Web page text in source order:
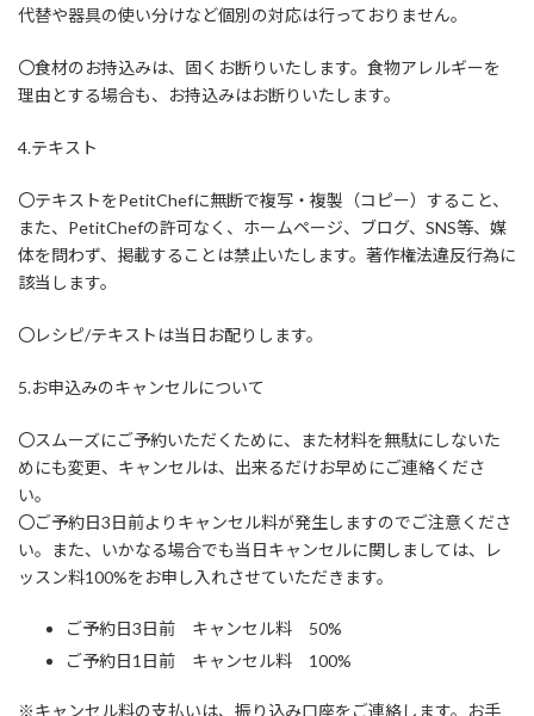
代替や器具の使い分けなど個別の対応は行っておりません。
〇食材のお持込みは、固くお断りいたします。食物アレルギーを
理由とする場合も、お持込みはお断りいたします。
4.テキスト
〇テキストをPetitChefに無断で複写・複製（コピー）すること、
また、PetitChefの許可なく、ホームページ、ブログ、SNS等、媒
体を問わず、掲載することは禁止いたします。著作権法違反行為に
該当します。
〇レシピ/テキストは当日お配りします。
5.お申込みのキャンセルについて
〇スムーズにご予約いただくために、また材料を無駄にしないた
めにも変更、キャンセルは、出来るだけお早めにご連絡くださ
い。
〇ご予約日3日前よりキャンセル料が発生しますのでご注意くださ
い。また、いかなる場合でも当日キャンセルに関しましては、レ
ッスン料100%をお申し入れさせていただきます。
ご予約日3日前 キャンセル料 50%
ご予約日1日前 キャンセル料 100%
※キャンセル料の支払いは、振り込み口座をご連絡します。お手